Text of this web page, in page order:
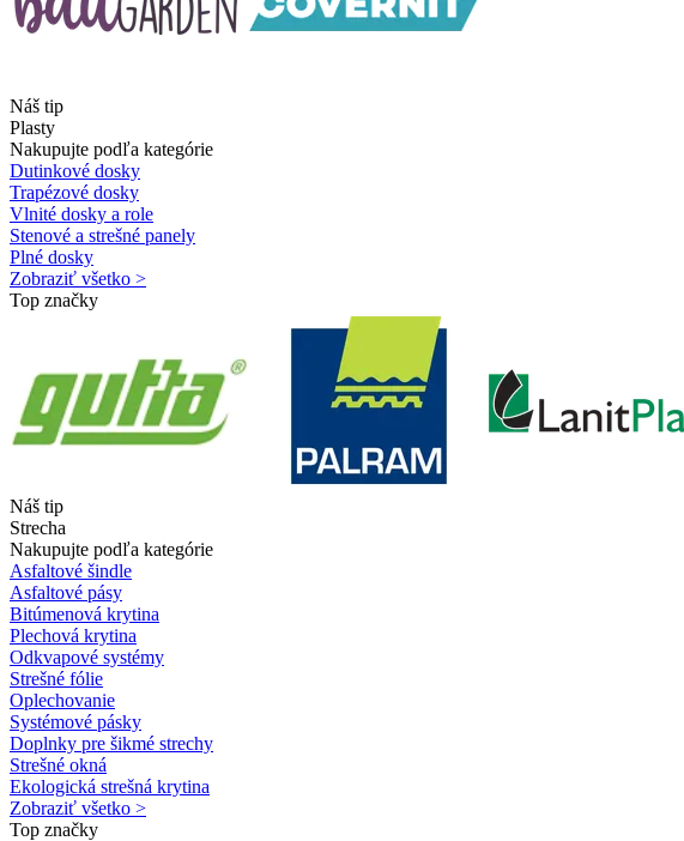
Náš tip
Plasty
Nakupujte podľa kategórie
Dutinkové dosky
Trapézové dosky
Vlnité dosky a role
Stenové a strešné panely
Plné dosky
Zobraziť všetko >
Top značky
Náš tip
Strecha
Nakupujte podľa kategórie
Asfaltové šindle
Asfaltové pásy
Bitúmenová krytina
Plechová krytina
Odkvapové systémy
Strešné fólie
Oplechovanie
Systémové pásky
Doplnky pre šikmé strechy
Strešné okná
Ekologická strešná krytina
Zobraziť všetko >
Top značky